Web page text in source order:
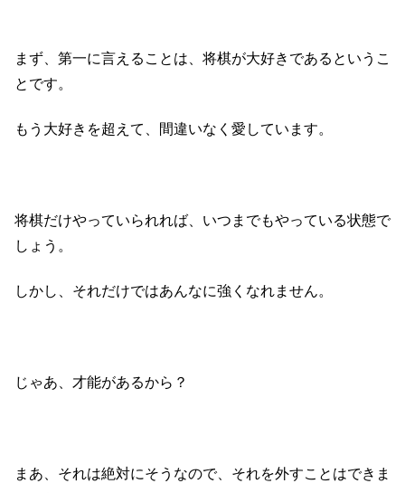
まず、第一に言えることは、将棋が大好きであるというこ
とです。
もう大好きを超えて、間違いなく愛しています。
将棋だけやっていられれば、いつまでもやっている状態で
しょう。
しかし、それだけではあんなに強くなれません。
じゃあ、才能があるから？
まあ、それは絶対にそうなので、それを外すことはできま